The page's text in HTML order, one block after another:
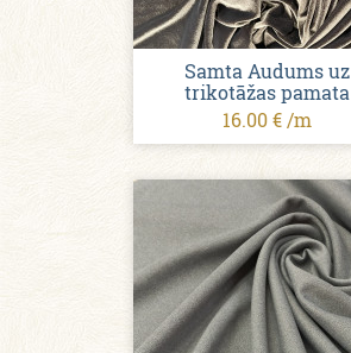
Samta Audums uz
trikotāžas pamata
16.00 € /m